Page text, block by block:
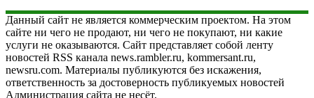
Данный сайт не является коммерческим проектом. На этом
сайте ни чего не продают, ни чего не покупают, ни какие
услуги не оказываются. Сайт представляет собой ленту
новостей RSS канала news.rambler.ru, kommersant.ru,
newsru.com. Материалы публикуются без искажения,
ответственность за достоверность публикуемых новостей
Администрация сайта не несёт.